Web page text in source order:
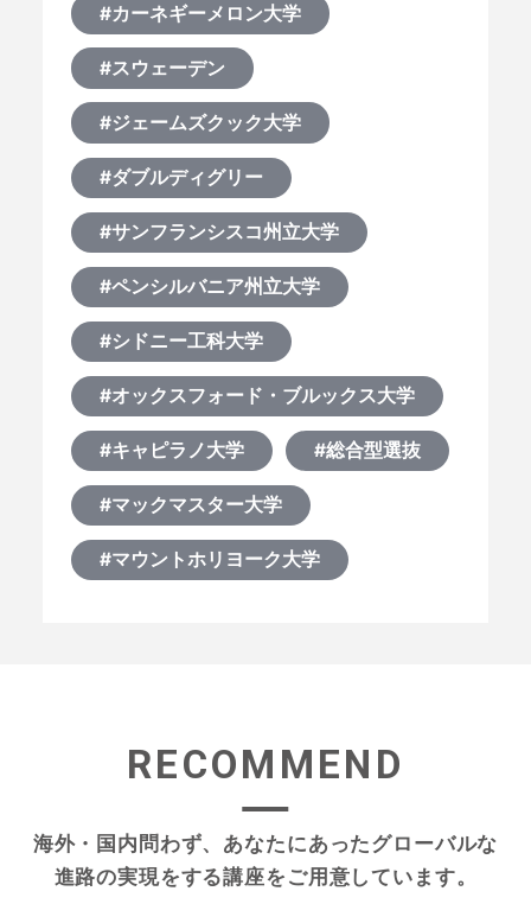
#カーネギーメロン大学
#スウェーデン
#ジェームズクック大学
#ダブルディグリー
#サンフランシスコ州立大学
#ペンシルバニア州立大学
#シドニー工科大学
#オックスフォード・ブルックス大学
#キャピラノ大学 #総合型選抜
#マックマスター大学
#マウントホリヨーク大学
RECOMMEND
海外・国内問わず、あなたにあったグローバルな
進路の実現をする講座をご用意しています。